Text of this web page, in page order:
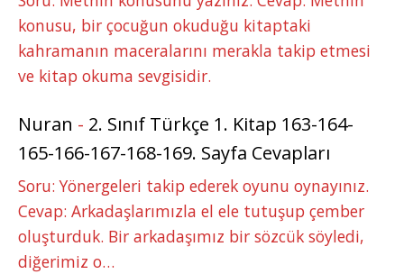
konusu, bir çocuğun okuduğu kitaptaki
kahramanın maceralarını merakla takip etmesi
ve kitap okuma sevgisidir.
Nuran - 2. Sınıf Türkçe 1. Kitap 163-164-
165-166-167-168-169. Sayfa Cevapları
Soru: Yönergeleri takip ederek oyunu oynayınız.
Cevap: Arkadaşlarımızla el ele tutuşup çember
oluşturduk. Bir arkadaşımız bir sözcük söyledi,
diğerimiz o…